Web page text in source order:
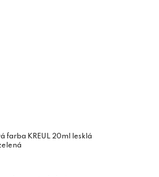
farba KREUL 20ml lesklá